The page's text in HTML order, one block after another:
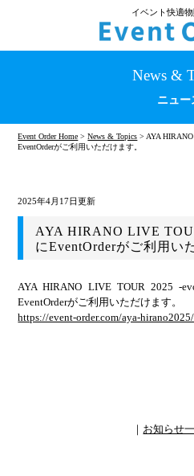
イベント快適物
News &
ニュー
Event Order Home >News & Topics > AYA
EventOrderがご利用いただけます。
2025年4月17日更新
AYA HIRANO LIVE
にEventOrderがご利用い
AYA HIRANO LIVE TOUR 2025
EventOrderがご利用いただけます。
https://event-order.com/aya-hirano2025/
｜ お知らせ